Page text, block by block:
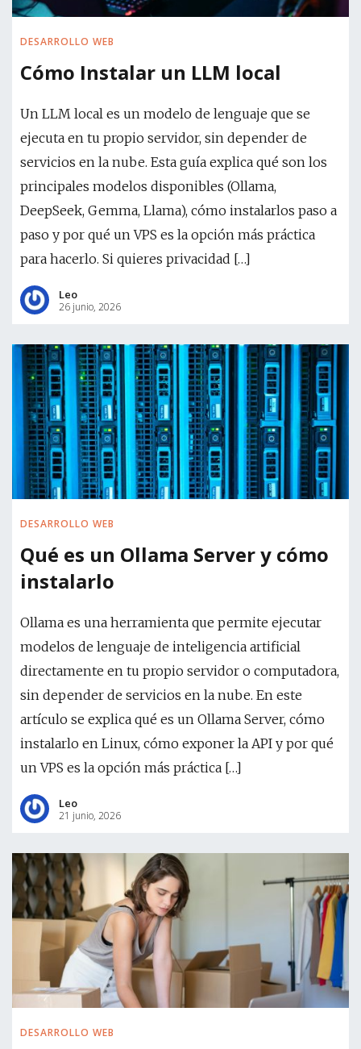
DESARROLLO WEB
Cómo Instalar un LLM local
Un LLM local es un modelo de lenguaje que se
ejecuta en tu propio servidor, sin depender de
servicios en la nube. Esta guía explica qué son los
principales modelos disponibles (Ollama,
DeepSeek, Gemma, Llama), cómo instalarlos paso a
paso y por qué un VPS es la opción más práctica
para hacerlo. Si quieres privacidad […]
Leo
26 junio, 2026
DESARROLLO WEB
Qué es un Ollama Server y cómo
instalarlo
Ollama es una herramienta que permite ejecutar
modelos de lenguaje de inteligencia artificial
directamente en tu propio servidor o computadora,
sin depender de servicios en la nube. En este
artículo se explica qué es un Ollama Server, cómo
instalarlo en Linux, cómo exponer la API y por qué
un VPS es la opción más práctica […]
Leo
21 junio, 2026
DESARROLLO WEB